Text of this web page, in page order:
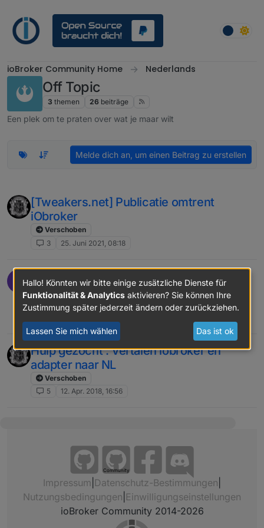
ioBroker Community Home Nederlands
Off Topic
3 themen 26 beiträge
Een plek om te praten over wat je maar wilt
Melde dich an, um einen Beitrag zu erstellen
[Tweakers.net] Publicatie omtrent
iObroker
Verschoben
3
25. Juni 2021, 08:18
Hoeveel Nederlandse ioBroker
gebruikers zijn er eigenlijk?
Verschoben
Hulp gezocht : Vertalen iobroker en
adapter naar NL
Verschoben
5
12. Apr. 2018, 16:56
Community
Impressum Datenschutz-Bestimmungen
Nutzungsbedingungen Einwilligungseinstellungen
ioBroker Community 2014-2026
Hallo! Könnten wir bitte einige zusätzliche Dienste für
Funktionalität & Analytics aktivieren? Sie können Ihre
Zustimmung später jederzeit ändern oder zurückziehen.
Lassen Sie mich wählen Das ist ok